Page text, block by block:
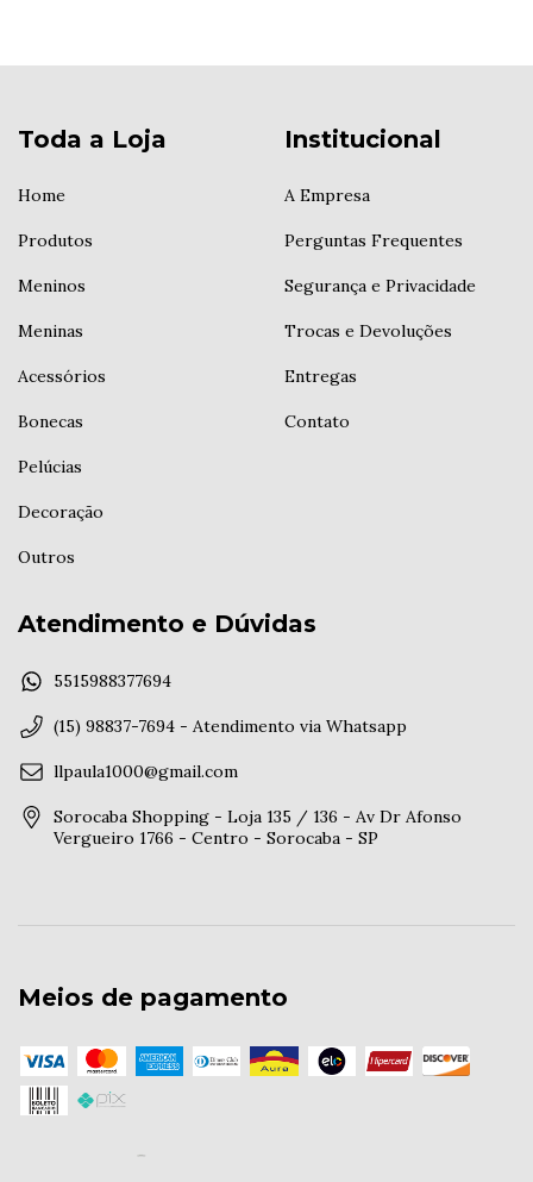
Toda a Loja
Home
Produtos
Meninos
Meninas
Acessórios
Bonecas
Pelúcias
Decoração
Outros
Institucional
A Empresa
Perguntas Frequentes
Segurança e Privacidade
Trocas e Devoluções
Entregas
Contato
Atendimento e Dúvidas
5515988377694
(15) 98837-7694 - Atendimento via Whatsapp
llpaula1000@gmail.com
Sorocaba Shopping - Loja 135 / 136 - Av Dr Afonso
Vergueiro 1766 - Centro - Sorocaba - SP
Meios de pagamento